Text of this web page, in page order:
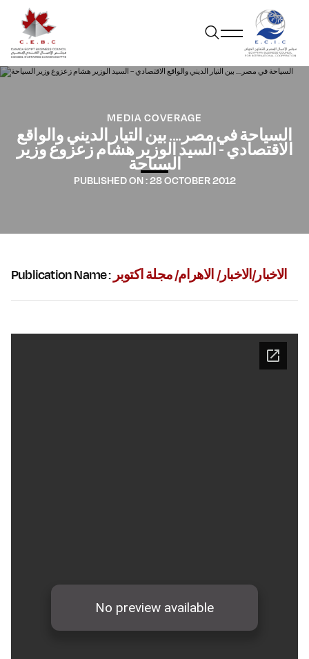
MEDIA COVERAGE
السياحة في مصر…. بين التيار الديني والواقع
الاقتصادي – السيد الوزير هشام زعزوع وزير
السياحة
PUBLISHED ON :28 OCTOBER 2012
Publication Name : الاخبار/الاخبار/ الاهرام/ مجلة اكتوبر